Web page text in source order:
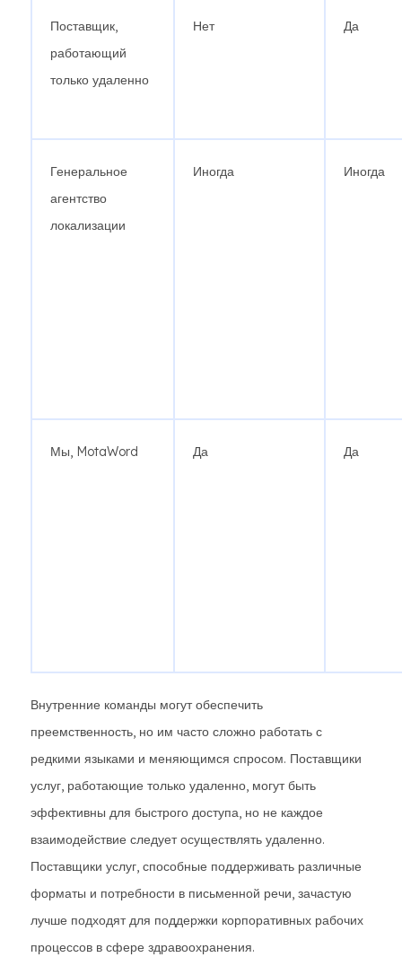
Поставщик,
работающий
только удаленно
Нет Да
Генеральное
агентство
локализации
Иногда Иногда
Мы, MotaWord Да Да
Внутренние команды могут обеспечить
преемственность, но им часто сложно работать с
редкими языками и меняющимся спросом. Поставщики
услуг, работающие только удаленно, могут быть
эффективны для быстрого доступа, но не каждое
взаимодействие следует осуществлять удаленно.
Поставщики услуг, способные поддерживать различные
форматы и потребности в письменной речи, зачастую
лучше подходят для поддержки корпоративных рабочих
процессов в сфере здравоохранения.